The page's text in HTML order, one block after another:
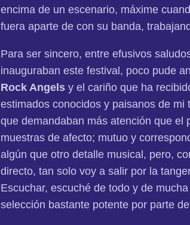
encima de un escenario, máxime
fuera aparte de con su banda,
Para ser sincero, entre efusivos
inauguraban este festival, poco pude
Rock Angels y el cariño que ha
estimados conocidos y paisanos de mi
que demandaban más atención que
muestras de afecto; mutuo y
algún que otro detalle musical, pero,
directo, tan solo voy a salir por la
Escuchar, escuché de todo y de
selección bastante potente por parte